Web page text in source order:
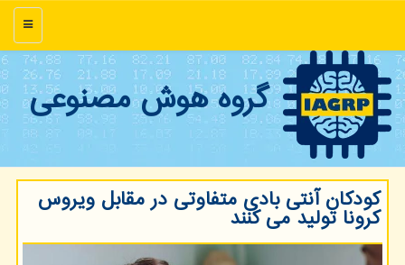
منو
گروه هوش مصنوعی
كودكان آنتی بادی متفاوتی در مقابل ویروس
كرونا تولید می كنند